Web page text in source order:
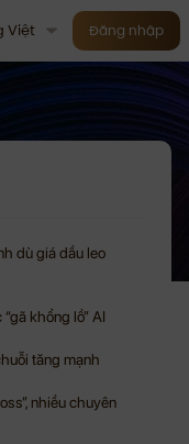
Việt Đăng nhập
dù giá dầu leo
khổng lồ” AI
tăng mạnh
nhiều chuyên